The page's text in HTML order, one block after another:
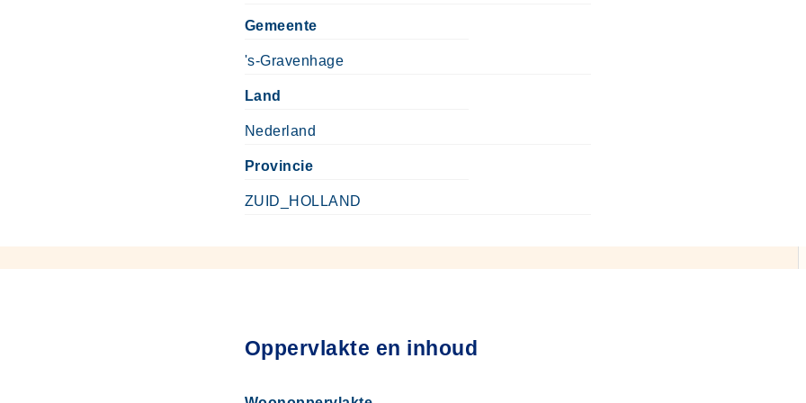
Gemeente
's-Gravenhage
Land
Nederland
Provincie
ZUID_HOLLAND
Oppervlakte en inhoud